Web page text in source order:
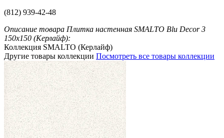
(812) 939-42-48
Описание товара Плитка настенная SMALTO Blu Decor 3
150x150 (Керлайф):
Коллекция SMALTO (Керлайф)
Другие товары коллекции Посмотреть все товары коллекции